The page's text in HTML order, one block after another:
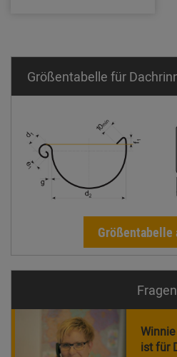
Größentabelle für
Größentabelle
ist für